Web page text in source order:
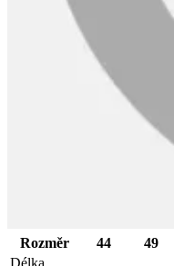
Rozměr 44 49
Délka